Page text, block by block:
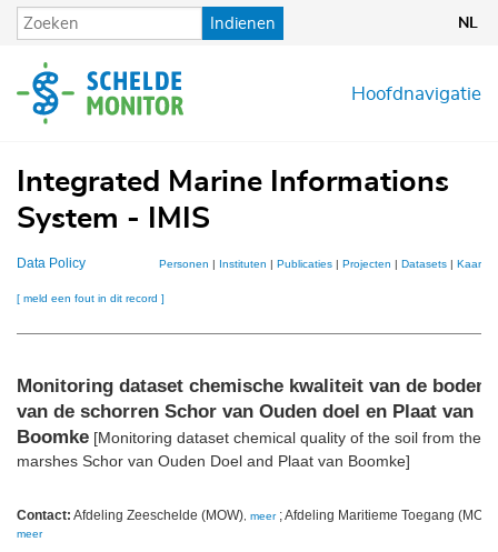
Overslaan
en
de
inhoud
Indienen NL
Hoofdnavigatie
Integrated Marine Informations
System - IMIS
Data Policy Personen | Instituten | Publicaties| Projecten | Datasets| Kaarten
[ meld een fout in dit record ]
Monitoring dataset chemische kwaliteit van de bodem
van de schorren Schor van Ouden doel en Plaat van
Boomke [Monitoring dataset chemical quality of the soil from the
marshes Schor van Ouden Doel and Plaat van Boomke]
Contact: Afdeling Zeeschelde (MOW), meer; Afdeling Maritieme Toegang
meer